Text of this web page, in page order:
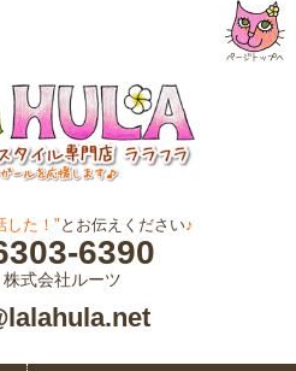
した！" とお伝えください♪
6390
式会社ルーツ